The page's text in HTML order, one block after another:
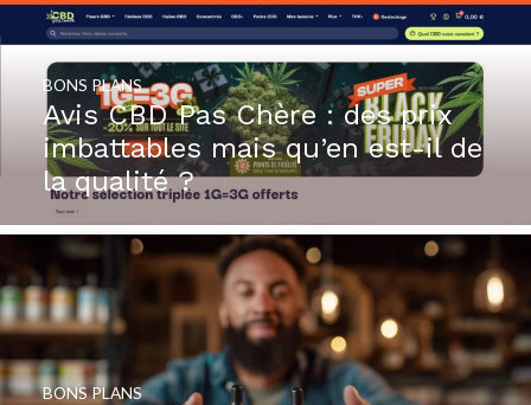
Avis CBD Pas Chère : des prix
imbattables mais qu’en est-il de
la qualité ?
BONS PLANS
BONS PLANS